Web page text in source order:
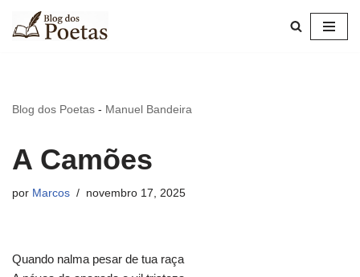
Pular
Blog dos Poetas - Manuel Bandeira
A Camões
por Marcos novembro 17, 2025
Quando nalma pesar de tua raça